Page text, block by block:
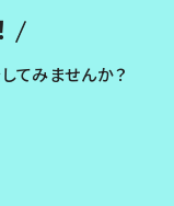
てみませんか？